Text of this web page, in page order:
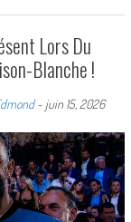
Lors Du
Blanche !
- juin 15, 2026